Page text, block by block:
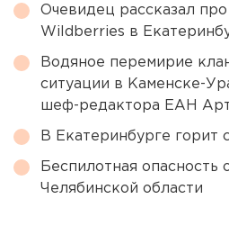
Очевидец рассказал про
Wildberries в
Водяное перемирие
ситуации в Каменске-
шеф-редактора ЕАН
В Екатеринбурге горит
Беспилотная опасность
Челябинской области